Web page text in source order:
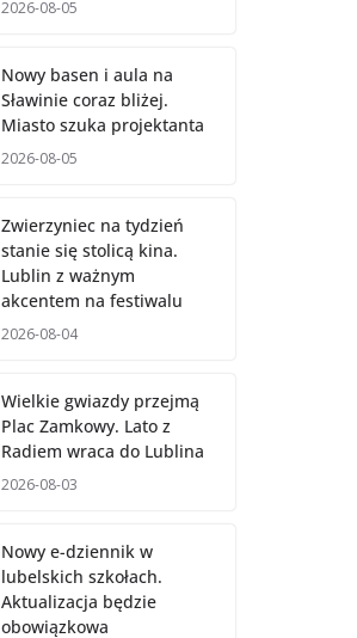
2026-08-05
Nowy basen i aula na
Sławinie coraz bliżej.
Miasto szuka projektanta
2026-08-05
Zwierzyniec na tydzień
stanie się stolicą kina.
Lublin z ważnym
akcentem na festiwalu
2026-08-04
Wielkie gwiazdy przejmą
Plac Zamkowy. Lato z
Radiem wraca do Lublina
2026-08-03
Nowy e-dziennik w
lubelskich szkołach.
Aktualizacja będzie
obowiązkowa